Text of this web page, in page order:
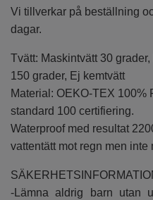
Vi tillverkar på beställning
dagar.
Tvätt: Maskintvätt 30
150 grader, Ej kemtvätt
Material: OEKO-TEX 100%
standard 100 certifiering.
Waterproof med resultat
vattentätt mot regn men inte
-Lämna aldrig barn utan